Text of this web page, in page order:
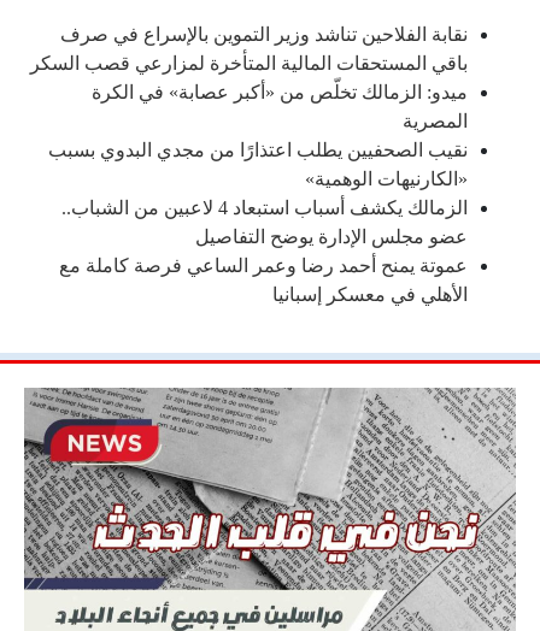
نقابة الفلاحين تناشد وزير التموين بالإسراع في صرف
باقي المستحقات المالية المتأخرة لمزارعي قصب السكر
ميدو: الزمالك تخلّص من «أكبر عصابة» في الكرة
المصرية
نقيب الصحفيين يطلب اعتذارًا من مجدي البدوي بسبب
«الكارنيهات الوهمية»
الزمالك يكشف أسباب استبعاد 4 لاعبين من الشباب..
عضو مجلس الإدارة يوضح التفاصيل
عموتة يمنح أحمد رضا وعمر الساعي فرصة كاملة مع
الأهلي في معسكر إسبانيا